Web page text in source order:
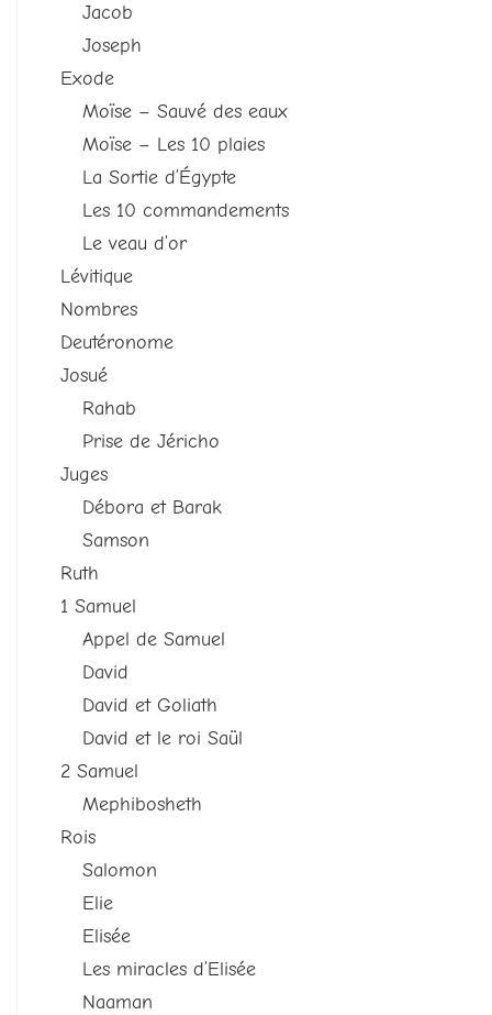
Jacob
Joseph
Exode
Moïse – Sauvé des eaux
Moïse – Les 10 plaies
La Sortie d’Égypte
Les 10 commandements
Le veau d’or
Lévitique
Nombres
Deutéronome
Josué
Rahab
Prise de Jéricho
Juges
Débora et Barak
Samson
Ruth
1 Samuel
Appel de Samuel
David
David et Goliath
David et le roi Saül
2 Samuel
Mephibosheth
Rois
Salomon
Elie
Elisée
Les miracles d’Elisée
Naaman